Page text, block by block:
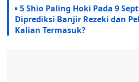
5 Shio Paling Hoki Pada 9
Diprediksi Banjir Rezeki dan
Kalian Termasuk?